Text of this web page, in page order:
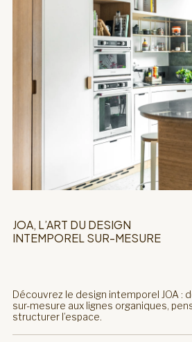
JOA, L’ART DU DESIGN
INTEMPOREL SUR-MESURE
Découvrez le design intemporel JOA :
sur-mesure aux lignes organiques,
structurer l’espace.